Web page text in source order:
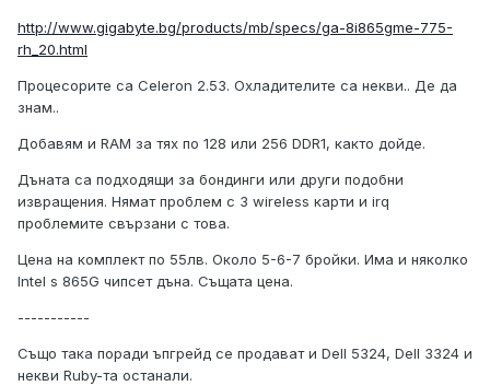
http://www.gigabyte.bg/products/mb/specs/ga-8i865gme-775-
rh_20.html
Процесорите са Celeron 2.53. Охладителите са некви.. Де да
знам..
Добавям и RAM за тях по 128 или 256 DDR1, както дойде.
Дъната са подходящи за бондинги или други подобни
извращения. Нямат проблем с 3 wireless карти и irq
проблемите свързани с това.
Цена на комплект по 55лв. Около 5-6-7 бройки. Има и няколко
Intel s 865G чипсет дъна. Същата цена.
-----------
Също така поради ъпгрейд се продават и Dell 5324, Dell 3324 и
некви Ruby-та останали.